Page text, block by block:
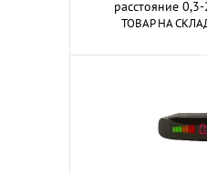
расстояние
ТОВАР НА